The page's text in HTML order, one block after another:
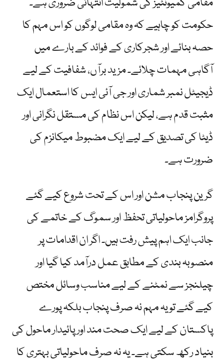
مقامی کمیونٹیز کی شمولیت انتہائی ضروری ہے۔
حکومت کو چاہیے کہ وہ مقامی لوگوں کو اس مہم کا
حصہ بنائے اور شجرکاری کے فوائد کے بارے میں
آگاہی مہمات چلائے۔ مزید برآں، شفافیت کے لیے
ڈیجیٹل نمبر شماری اور جی آئی ایس کا استعمال ایک
مثبت قدم ہے، لیکن اس نظام کی مستقل نگرانی اور
ڈیٹا کی تصدیق کے لیے ایک مضبوط میکانزم کی
ضرورت ہے۔
گرین پنجاب مشن اور اس کے تحت شروع کیے گئے
پروگرامز ماحولیاتی تحفظ اور سموگ کے خاتمے کی
جانب ایک اہم پیش رفت ہیں۔ اگر ان اقدامات پر
منصوبہ بندی کے مطابق عمل درآمد کیا گیا اور
چیلنجز سے نمٹنے کے لیے مناسب وسائل مختص
کیے گئے تو یہ مہم نہ صرف پنجاب بلکہ پورے
پاکستان کے لیے ایک صحت مند اور پائیدار ماحول کی
بنیاد رکھ سکتی ہے۔ یہ نہ صرف ماحولیاتی بہتری کا